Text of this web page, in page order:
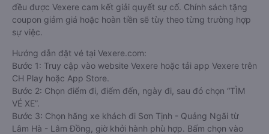
đều được Vexere cam kết giải quyết sự cố. Chính sách tặng
coupon giảm giá hoặc hoàn tiền sẽ tùy theo từng trường hợp
sự việc.
Hướng dẫn đặt vé tại Vexere.com:
Bước 1: Truy cập vào website Vexere hoặc tải app Vexere trên
CH Play hoặc App Store.
Bước 2: Chọn điểm đi, điểm đến, ngày đi, sau đó chọn “TÌM
VÉ XE”.
Bước 3: Chọn hãng xe khách đi Sơn Tịnh - Quảng Ngãi từ
Lâm Hà - Lâm Đồng, giờ khởi hành phù hợp. Bấm chọn vào